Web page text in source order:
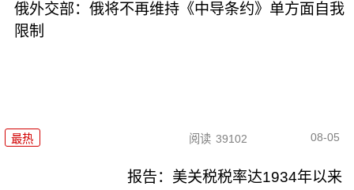
俄外交部：俄将不再维持《中导条约》单方面自我
限制
最热 阅读 39102 08-05
报告：美关税税率达1934年以来